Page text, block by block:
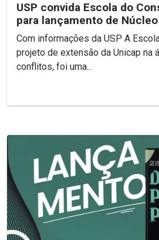
USP convida Escola do
para lançamento de
Com informações da USP A Escola do Consenso,
projeto de extensão da Unicap na
conflitos, foi uma...